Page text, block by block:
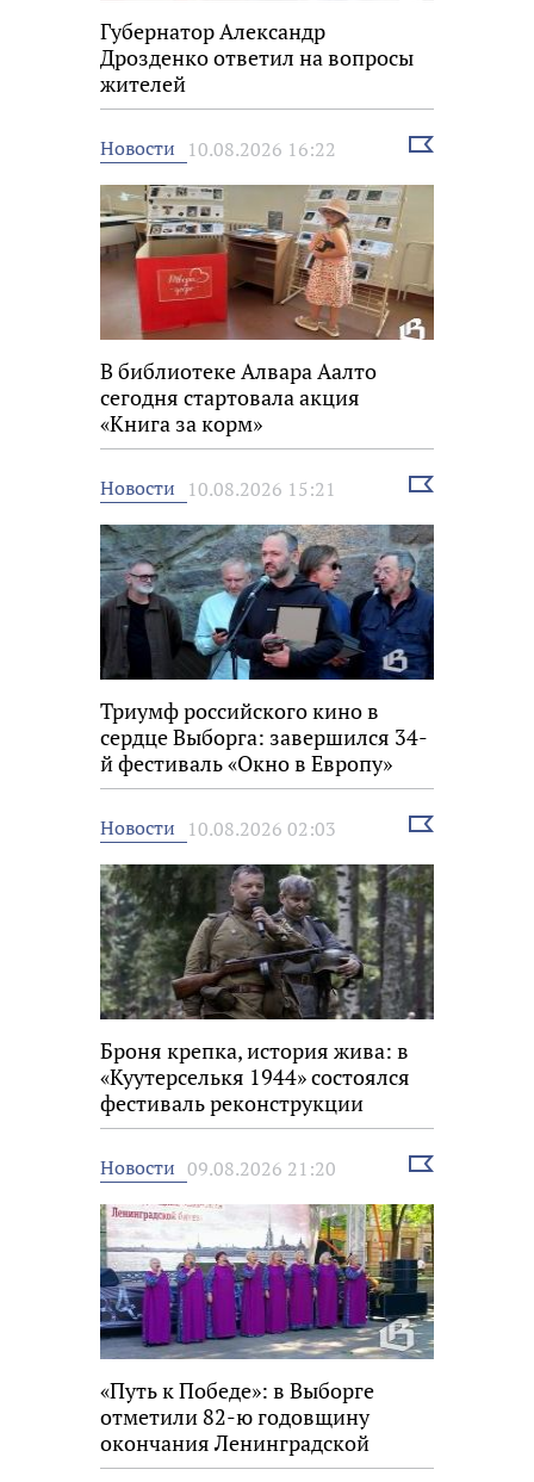
Губернатор Александр
Дрозденко ответил на вопросы
жителей
Новости 10.08.2026 16:22
Выбрать
В библиотеке Алвара Аалто
сегодня стартовала акция
«Книга за корм»
Новости 10.08.2026 15:21
Выбрать
Триумф российского кино в
сердце Выборга: завершился 34-
й фестиваль «Окно в Европу»
Новости 10.08.2026 02:03
Выбрать
Броня крепка, история жива: в
«Куутерселькя 1944» состоялся
фестиваль реконструкции
Новости 09.08.2026 21:20
Выбрать
«Путь к Победе»: в Выборге
отметили 82-ю годовщину
окончания Ленинградской
битвы